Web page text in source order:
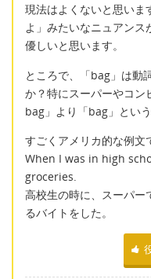
現法はよくないと思いま
よ」みたいなニュアンス
優しいと思います。
ところで、「bag」は動
か？特にスーパーやコ
bag」より「bag」とい
すごくアメリカ的な例文
When I was in high
groceries.
高校生の時に、スーパー
るバイトをした。